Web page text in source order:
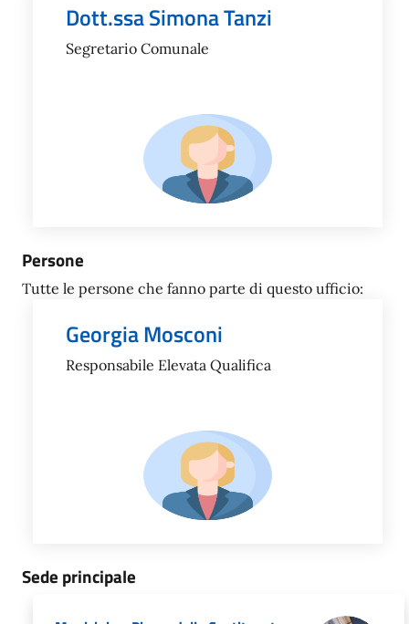
Dott.ssa Simona Tanzi
Segretario Comunale
Persone
Tutte le persone che fanno parte di questo ufficio:
Georgia Mosconi
Responsabile Elevata Qualifica
Sede principale